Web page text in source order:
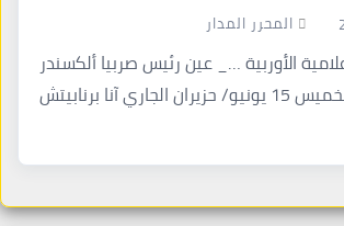
المحرر المدار
الأوربية …_ عين رئيس صربيا ألكسندر
فوشيتش يوم الخميس 15 يونيو/ حزيران الجاري آنا برنابيتش